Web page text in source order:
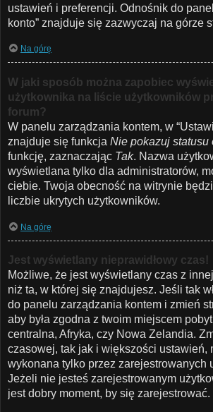
ustawień i preferencji. Odnośnik do
konto” znajduje się zazwyczaj na górze
Na górę
W jaki sposób można zapobiec
użytkownika na liście użytkowników
forum?
W panelu zarządzania kontem, w
znajduje się funkcja Nie pokazuj statusu
funkcję, zaznaczając Tak. Nazwa
wyświetlana tylko dla administratorów,
ciebie. Twoja obecność na witrynie
liczbie ukrytych użytkowników.
Na górę
Jest wyświetlany nieprawidłowy czas!
Możliwe, że jest wyświetlany czas z
niż ta, w której się znajdujesz. Jeśli tak
do panelu zarządzania kontem i zmień
aby była zgodna z twoim miejscem
centralna, Afryka, czy Nowa Zelandia.
czasowej, tak jak i większości ustawień,
wykonana tylko przez zarejestrowanych
Jeżeli nie jesteś zarejestrowanym
jest dobry moment, by się zarejestrować.